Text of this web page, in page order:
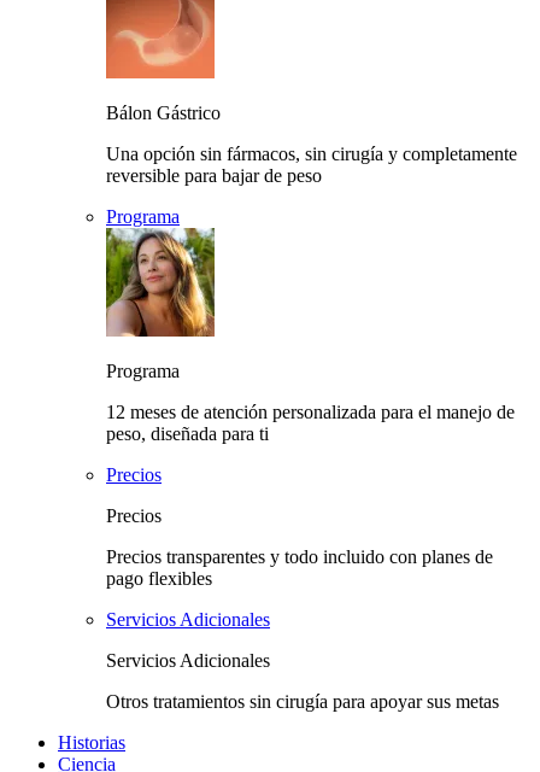
Bálon Gástrico
Una opción sin fármacos, sin cirugía y completamente
reversible para bajar de peso
Programa
Programa
12 meses de atención personalizada para el manejo de
peso, diseñada para ti
Precios
Precios
Precios transparentes y todo incluido con planes de
pago flexibles
Servicios Adicionales
Servicios Adicionales
Otros tratamientos sin cirugía para apoyar sus metas
Historias
Ciencia